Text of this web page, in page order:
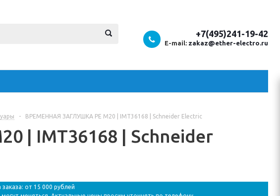
+7(495)241-19-42
E-mail: zakaz@ether-electro.ru
- ВРЕМЕННАЯ ЗАГЛУШКА PE M20 | IMT36168 | Schneider Electric
| IMT36168 | Schneider
от 15 000 рублей